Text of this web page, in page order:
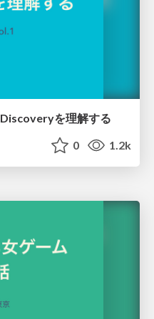
を理解する
0 1.2k